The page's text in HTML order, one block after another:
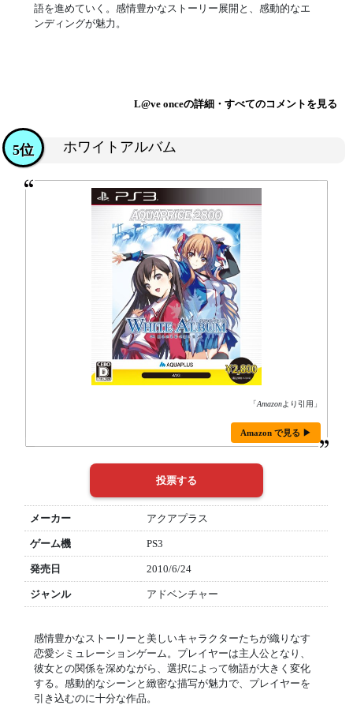
語を進めていく。感情豊かなストーリー展開と、感動的なエ
ンディングが魅力。
L@ve onceの詳細・すべてのコメントを見る
ホワイトアルバム
5位
「Amazonより引用」
Amazon で見る ▶
メーカー アクアプラス
ゲーム機 PS3
発売日 2010/6/24
ジャンル アドベンチャー
感情豊かなストーリーと美しいキャラクターたちが織りなす
恋愛シミュレーションゲーム。プレイヤーは主人公となり、
彼女との関係を深めながら、選択によって物語が大きく変化
する。感動的なシーンと緻密な描写が魅力で、プレイヤーを
引き込むのに十分な作品。